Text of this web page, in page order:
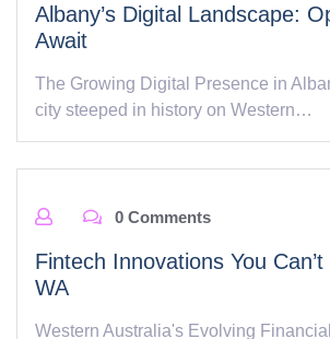
Albany’s Digital Landscape:
Await
The Growing Digital Presence in
city steeped in history on Western…
0 Comments
Fintech Innovations You
WA
Western Australia's Evolving